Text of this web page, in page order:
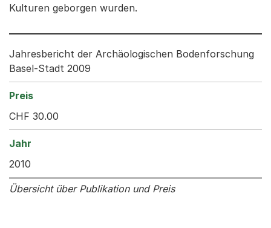
Kulturen geborgen wurden.
Jahresbericht der Archäologischen Bodenforschung
Basel-Stadt 2009
CHF 30.00
2010
Übersicht über Publikation und Preis